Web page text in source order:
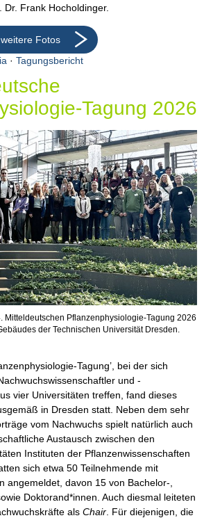
Dr. Frank Hocholdinger.
Fotos
· Tagungsbericht
Tagung 2026
Mitteldeutschen Pflanzenphysiologie-Tagung 2026
der Technischen Universität Dresden.
Tagung’, bei der sich
und -
vier Universitäten treffen, fand dieses
in Dresden statt. Neben dem sehr
vom Nachwuchs spielt natürlich auch
Austausch zwischen den
Instituten der Pflanzenwissenschaften
sich etwa 50 Teilnehmende mit
angemeldet, davon 15 von Bachelor-,
Doktorand*innen. Auch diesmal leiteten
als Chair . Für diejenigen, die